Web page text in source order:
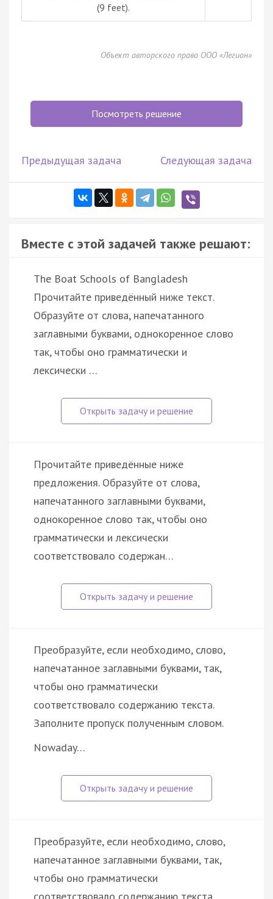
(9 feet).
Объект авторского права ООО «Легион»
Посмотреть решение
Предыдущая задача Следующая задача
Вместе с этой задачей также решают:
The Boat Schools of Bangladesh
Прочитайте приведённый ниже текст.
Образуйте от слова, напечатанного
заглавными буквами, однокоренное слово
так, чтобы оно грамматически и
лексически …
Прочитайте приведённые ниже
предложения. Образуйте от слова,
напечатанного заглавными буквами,
однокоренное слово так, чтобы оно
грамматически и лексически
соответствовало содержан…
Преобразуйте, если необходимо, слово,
напечатанное заглавными буквами, так,
чтобы оно грамматически
соответствовало содержанию текста.
Заполните пропуск полученным словом.
Nowaday…
Преобразуйте, если необходимо, слово,
напечатанное заглавными буквами, так,
чтобы оно грамматически
соответствовало содержанию текста.